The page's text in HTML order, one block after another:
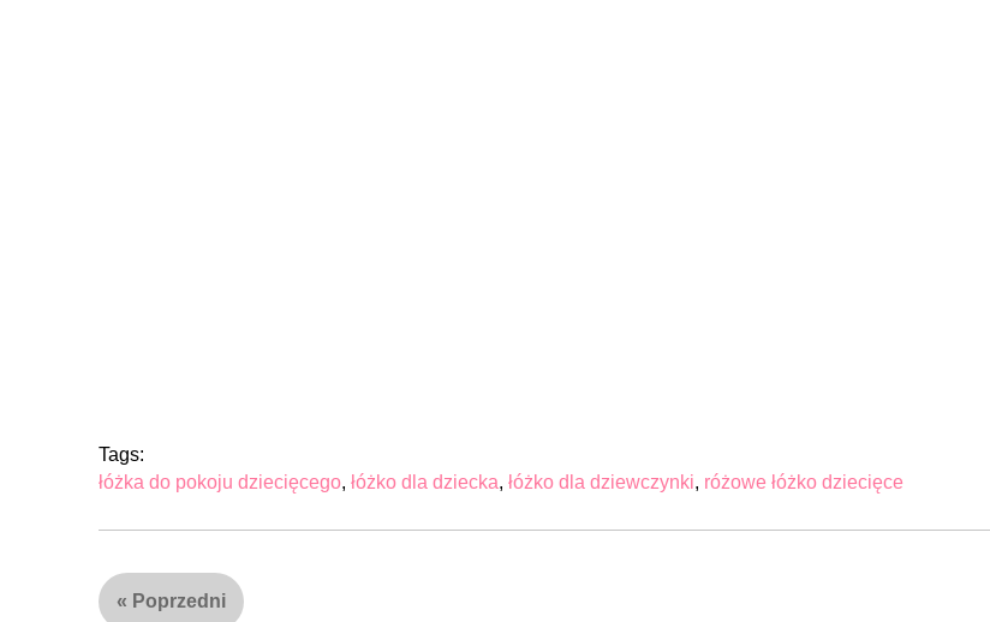
Tags:
łóżka do pokoju dziecięcego, łóżko dla dziecka, łóżko dla dziewczynki, różowe łóżko dziecięce
« Poprzedni